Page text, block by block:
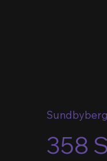
358